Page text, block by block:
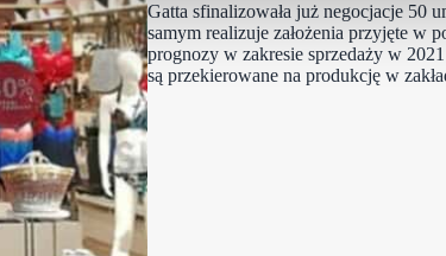
Gatta sfinalizowała już negocjacje 50
samym realizuje założenia przyjęte w
prognozy w zakresie sprzedaży w
są przekierowane na produkcję w